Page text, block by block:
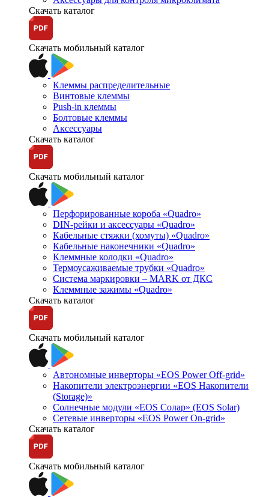
Скачать каталог
Скачать мобильный каталог
Клеммы распределительные
Винтовые клеммы
Push-in клеммы
Болтовые клеммы
Аксессуары
Скачать каталог
Скачать мобильный каталог
Перфорированные короба «Quadro»
DIN-рейки и аксессуары «Quadro»
Кабельные стяжки (хомуты) «Quadro»
Кабельные наконечники «Quadro»
Клеммные колодки «Quadro»
Термоусаживаемые трубки «Quadro»
Система маркировки – MARK от ДКС
Клеммные зажимы «Quadro»
Скачать каталог
Скачать мобильный каталог
Автономные инверторы «EOS Power Off-grid»
Накопители электроэнергии «EOS Накопители
(Storage)»
Солнечные модули «EOS Солар» (EOS Solar)
Сетевые инверторы «EOS Power On-grid»
Скачать каталог
Скачать мобильный каталог